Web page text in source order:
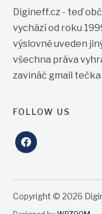
Digineff.cz - teď
vychází od roku
výslovně uveden
všechna práva
zavináč gmail tečka
FOLLOW US
facebook
Copyright © 2026